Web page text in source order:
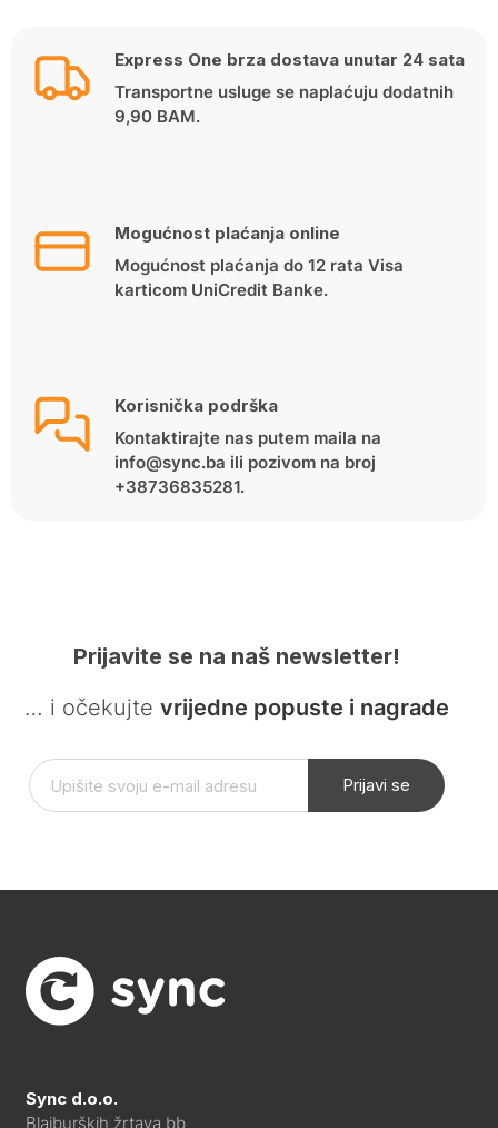
Express One brza dostava unutar 24 sata
Transportne usluge se naplaćuju dodatnih
9,90 BAM.
Mogućnost plaćanja online
Mogućnost plaćanja do 12 rata Visa
karticom UniCredit Banke.
Korisnička podrška
Kontaktirajte nas putem maila na
info@sync.ba ili pozivom na broj
+38736835281.
Prijavite se na naš newsletter!
… i očekujte vrijedne popuste i nagrade
Prijavi se
Sync d.o.o.
Blajburških žrtava bb